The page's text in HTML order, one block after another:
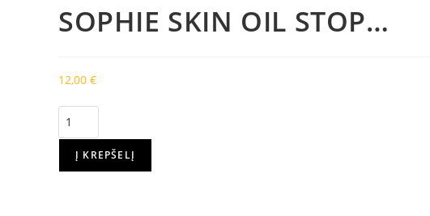
SOPHIE SKIN OIL STOP…
12,00 €
produkto
kiekis:
SOPHIE
SKIN
Į KREPŠELĮ